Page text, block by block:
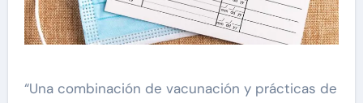
“Una combinación de vacunación y prácticas de